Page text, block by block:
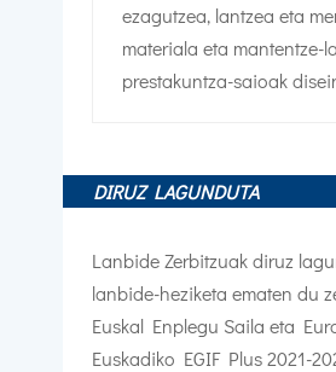
ezagutzea, lantzea eta
materiala eta mantentze-
prestakuntza-saioak
DIRUZ LAGUNDUTA
Lanbide Zerbitzuak diruz
lanbide-heziketa ematen du
Euskal Enplegu Saila eta
Euskadiko EGIF Plus 2021-